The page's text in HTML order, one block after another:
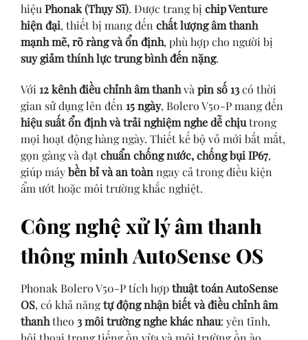
hiệu Phonak (Thụy Sĩ). Được trang bị chip Venture
hiện đại, thiết bị mang đến chất lượng âm thanh
mạnh mẽ, rõ ràng và ổn định, phù hợp cho người bị
suy giảm thính lực trung bình đến nặng.
Với 12 kênh điều chỉnh âm thanhvà pin số 13có thời
gian sử dụng lên đến 15 ngày, Bolero V50-P mang đến
hiệu suất ổn định và trải nghiệm nghe dễ chịutrong
mọi hoạt động hàng ngày. Thiết kế bộ vỏ mới bắt mắt,
gọn gàng và đạtchuẩn chống nước, chống bụi IP67,
giúp máybền bỉ và an toàn ngay cả trong điều kiện
ẩm ướt hoặc môi trường khắc nghiệt.
Công nghệ xử lý âm thanh
thông minh AutoSense OS
Phonak Bolero V50-P tích hợpthuật toán AutoSense
OS, có khả năngtự động nhận biết và điều chỉnh âm
thanhtheo 3 môi trường nghe khác nhau: yên tĩnh,